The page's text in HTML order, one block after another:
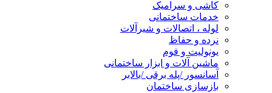
کاشی و سرامیک
خدمات ساختمانی
لوله ، اتصالات و شیرآلات
نرده و حفاظ
یونولیت و فوم
ماشین آلات و ابزار ساختمانی
آسانسور /پله برقی /بالابر
بازسازی ساختمان